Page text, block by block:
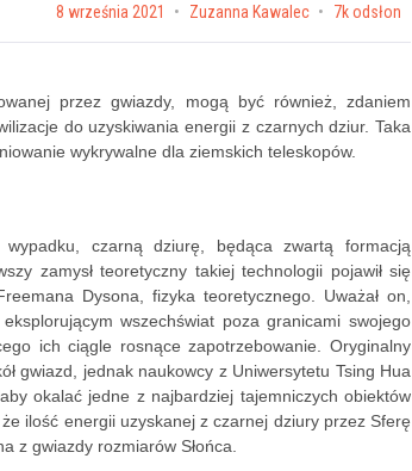
Posted on
8 września 2021 by Zuzanna Kawalec 7k odsłon
przez gwiazdy, mogą być również, zdaniem
do uzyskiwania energii z czarnych dziur. Taka
wykrywalne dla ziemskich teleskopów.
czarną dziurę, będąca zwartą formacją
zamysł teoretyczny takiej technologii pojawił się
Dysona, fizyka teoretycznego. Uważał on,
wszechświat poza granicami swojego
ich ciągle rosnące zapotrzebowanie. Oryginalny
gwiazd, jednak naukowcy z Uniwersytetu Tsing Hua
okalać jedne z najbardziej tajemniczych obiektów
ilość energii uzyskanej z czarnej dziury przez Sferę
z gwiazdy rozmiarów Słońca.